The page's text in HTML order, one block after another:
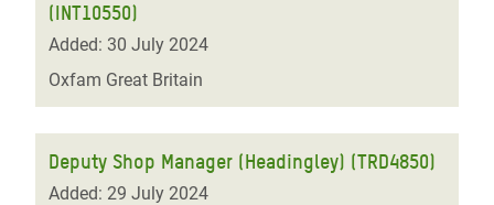
(INT10550)
Added: 30 July 2024
Oxfam Great Britain
Deputy Shop Manager (Headingley) (TRD4850)
Added: 29 July 2024